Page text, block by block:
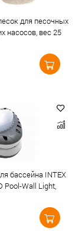
для песочных
насосов, вес 25
бассейна INTEX
Pool-Wall Light,